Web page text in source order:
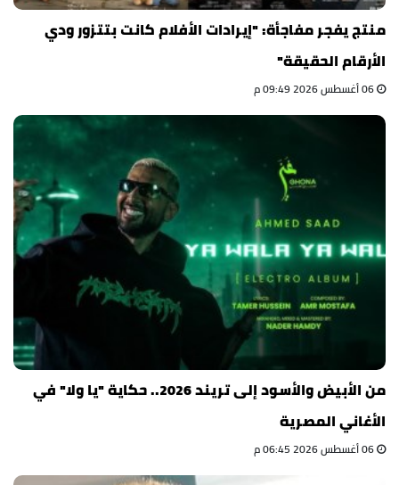
منتج يفجر مفاجأة: "إيرادات الأفلام كانت بتتزور ودي
الأرقام الحقيقة"
من الأبيض والأسود إلى تريند 2026.. حكاية "يا ولا" في
الأغاني المصرية